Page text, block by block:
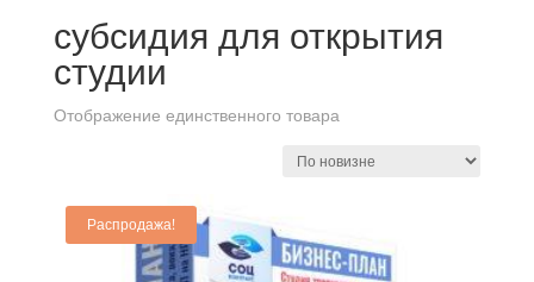
субсидия для открытия
студии
Отображение единственного товара
Распродажа!